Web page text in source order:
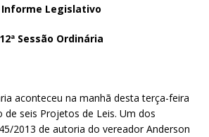
Informe Legislativo
12ª Sessão Ordinária
aconteceu na manhã desta terça-feira
de seis Projetos de Leis. Um dos
2013 de autoria do vereador Anderson